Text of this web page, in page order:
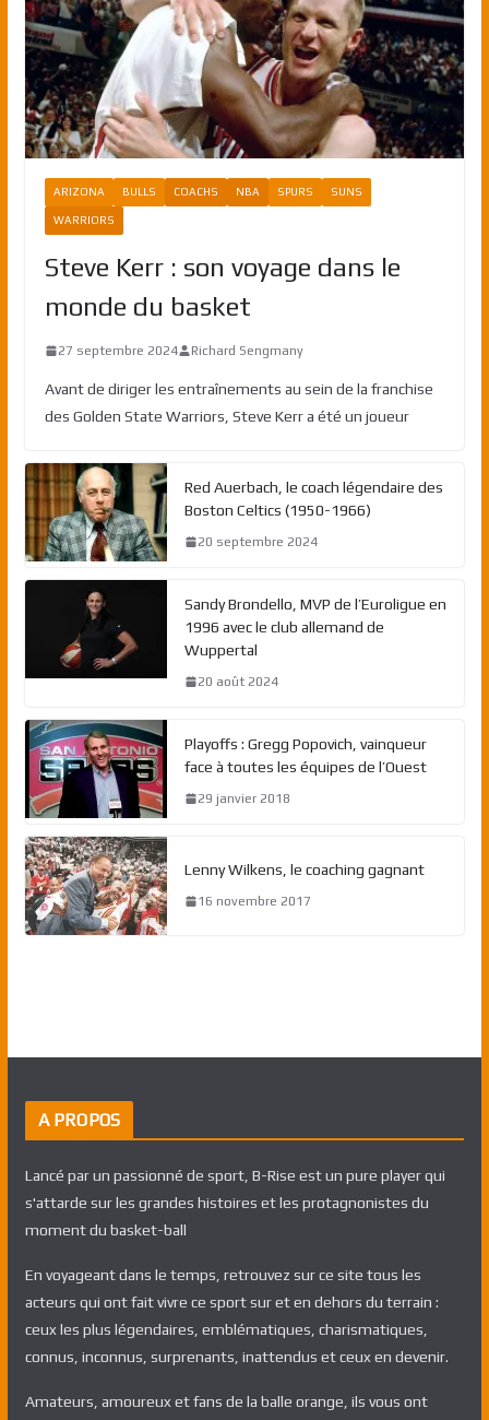
ARIZONA BULLS COACHS NBA SPURS SUNS
WARRIORS
Steve Kerr : son voyage dans le
monde du basket
27 septembre 2024 Richard Sengmany
Avant de diriger les entraînements au sein de la franchise
des Golden State Warriors, Steve Kerr a été un joueur
Red Auerbach, le coach légendaire des
Boston Celtics (1950-1966)
20 septembre 2024
Sandy Brondello, MVP de l’Euroligue en
1996 avec le club allemand de
Wuppertal
20 août 2024
Playoffs : Gregg Popovich, vainqueur
face à toutes les équipes de l’Ouest
29 janvier 2018
Lenny Wilkens, le coaching gagnant
16 novembre 2017
A PROPOS
Lancé par un passionné de sport, B-Rise est un pure player qui
s'attarde sur les grandes histoires et les protagnonistes du
moment du basket-ball
En voyageant dans le temps, retrouvez sur ce site tous les
acteurs qui ont fait vivre ce sport sur et en dehors du terrain :
ceux les plus légendaires, emblématiques, charismatiques,
connus, inconnus, surprenants, inattendus et ceux en devenir.
Amateurs, amoureux et fans de la balle orange, ils vous ont